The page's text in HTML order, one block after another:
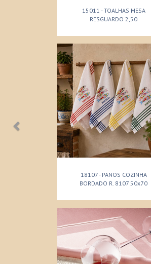
15011 - TOALHAS MESA
RESGUARDO 2,50
18107 - PANOS COZINHA
BORDADO R. 8107 50x70